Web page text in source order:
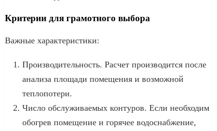
Критерии для грамотного выбора
Важные характеристики:
Производительность. Расчет производится после
анализа площади помещения и возможной
теплопотери.
Число обслуживаемых контуров. Если необходим
обогрев помещение и горячее водоснабжение,